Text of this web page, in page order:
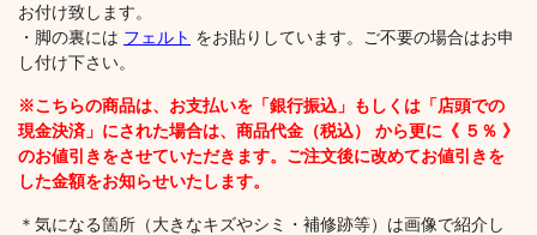
お付け致します。
・脚の裏には フェルト をお貼りしています。ご不要の場合はお申
し付け下さい。
※こちらの商品は、お支払いを「銀行振込」もしくは「店頭での
現金決済」にされた場合は、商品代金（税込） から更に《 ５％ 》
のお値引きをさせていただきます。ご注文後に改めてお値引きを
した金額をお知らせいたします。
＊気になる箇所（大きなキズやシミ・補修跡等）は画像で紹介し